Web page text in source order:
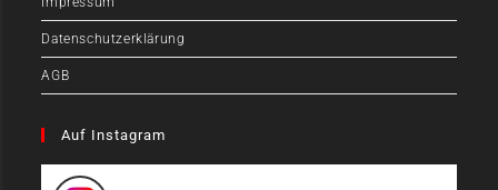
Datenschutzerklärung
AGB
Auf Instagram